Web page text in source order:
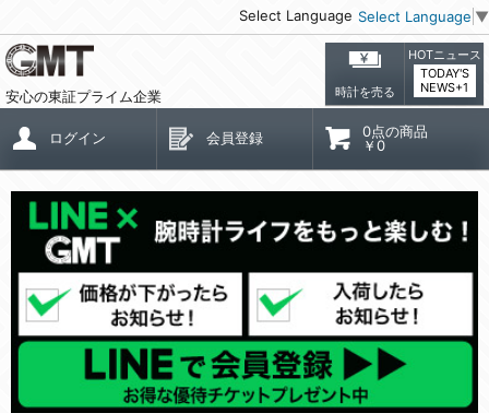
Select Language Select Language ▼
安心の東証プライム企業 時計を売る
HOTニュース
TODAY'S
NEWS+1
ログイン 会員登録
0点の商品
￥0